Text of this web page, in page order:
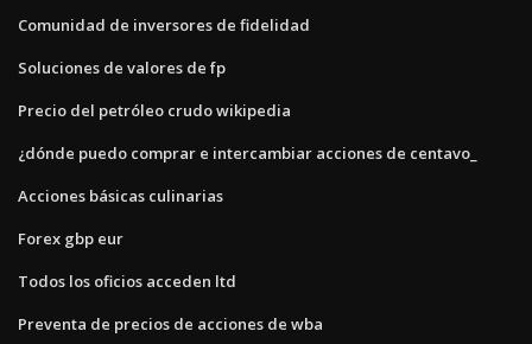
Comunidad de inversores de fidelidad
Soluciones de valores de fp
Precio del petróleo crudo wikipedia
¿dónde puedo comprar e intercambiar acciones de centavo_
Acciones básicas culinarias
Forex gbp eur
Todos los oficios acceden ltd
Preventa de precios de acciones de wba